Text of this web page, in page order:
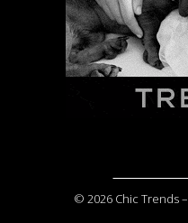
© 2026 Chic Trends –